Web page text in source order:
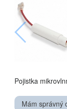
Pojistka
Mám správný